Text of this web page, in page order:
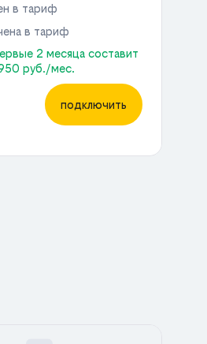
в тариф
в тариф
2 месяца составит
руб./мес.
подключить